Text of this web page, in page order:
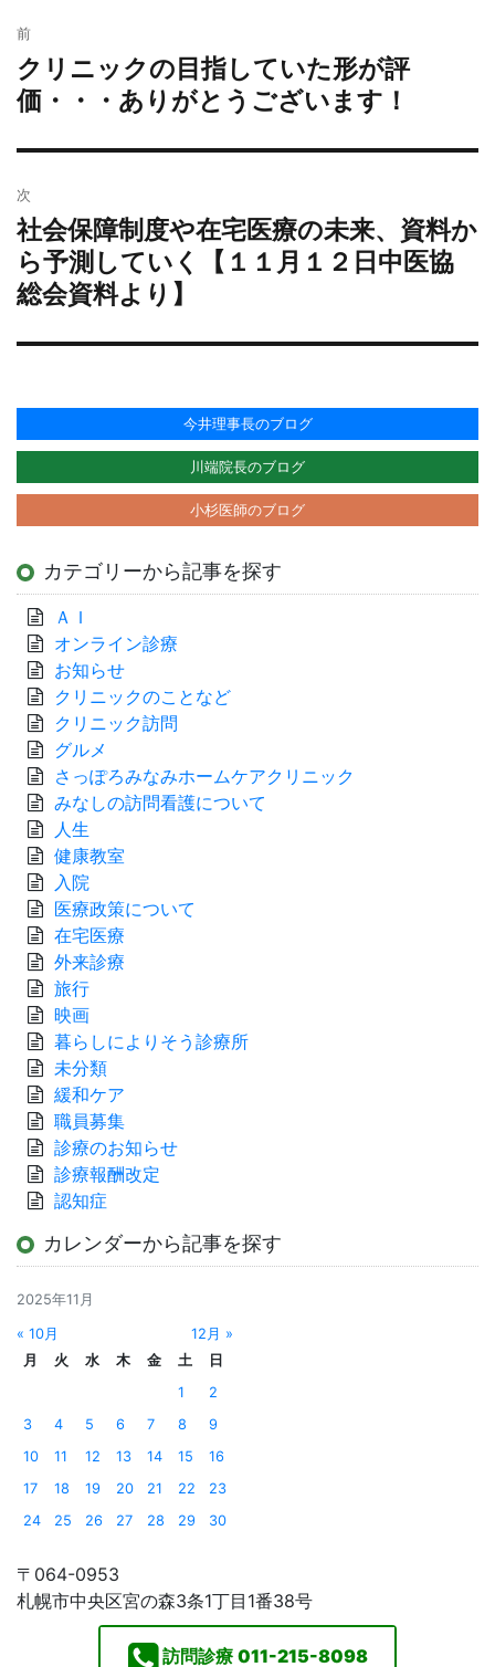
稿
ナ
ビ
シ
ョ
ン
前
過
去
の
投
クリニックの目指していた形が評
価・・・ありがとうございます！
次
次
の
投
稿:
社会保障制度や在宅医療の未来、資料か
ら予測していく【１１月１２日中医協
総会資料より】
今井理事長のブログ
川端院長のブログ
小杉医師のブログ
カテゴリーから記事を探す
ＡＩ
オンライン診療
お知らせ
クリニックのことなど
クリニック訪問
グルメ
さっぽろみなみホームケアクリニック
みなしの訪問看護について
人生
健康教室
入院
医療政策について
在宅医療
外来診療
旅行
映画
暮らしによりそう診療所
未分類
緩和ケア
職員募集
診療のお知らせ
診療報酬改定
認知症
カレンダーから記事を探す
2025年11月
« 10月
12月 »
月
火 水 木 金 土
日
1
2
3
4 5 6 7 8
9
10
11 12 13 14 15
16
17
18 19 20 21 22
23
24
25 26 27 28 29 30
〒064-0953
札幌市中央区宮の森3条1丁目1番38号
訪問診療 011-215-8098